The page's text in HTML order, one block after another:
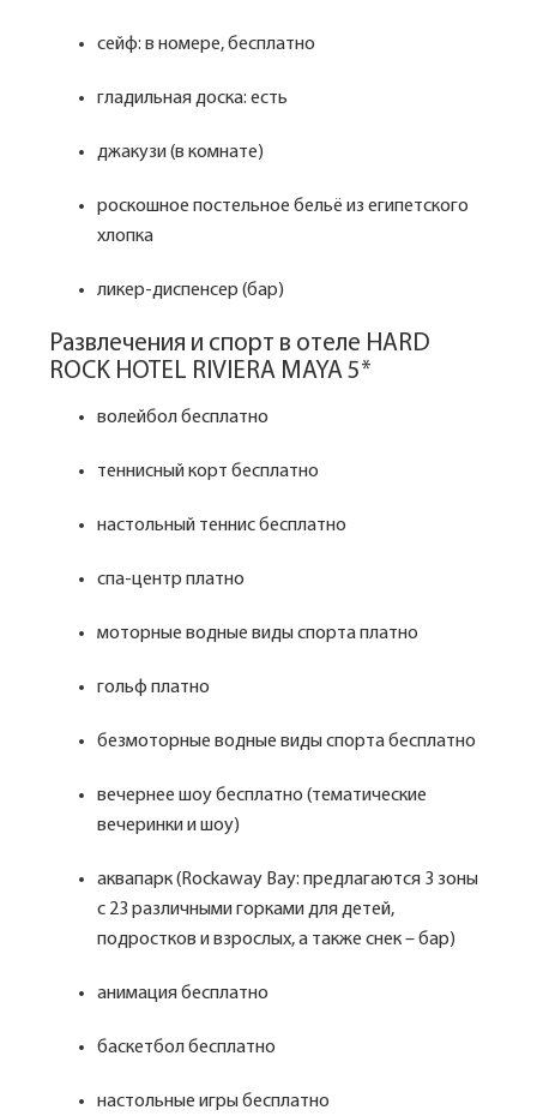
сейф: в номере, бесплатно
гладильная доска: есть
джакузи (в комнате)
роскошное постельное бельё из египетского
хлопка
ликер-диспенсер (бар)
Развлечения и спорт в отеле HARD
ROCK HOTEL RIVIERA MAYA 5*
волейбол бесплатно
теннисный корт бесплатно
настольный теннис бесплатно
спа-центр платно
моторные водные виды спорта платно
гольф платно
безмоторные водные виды спорта бесплатно
вечернее шоу бесплатно (тематические
вечеринки и шоу)
аквапарк (Rockaway Bay: предлагаются 3 зоны
с 23 различными горками для детей,
подростков и взрослых, а также снек – бар)
анимация бесплатно
баскетбол бесплатно
настольные игры бесплатно